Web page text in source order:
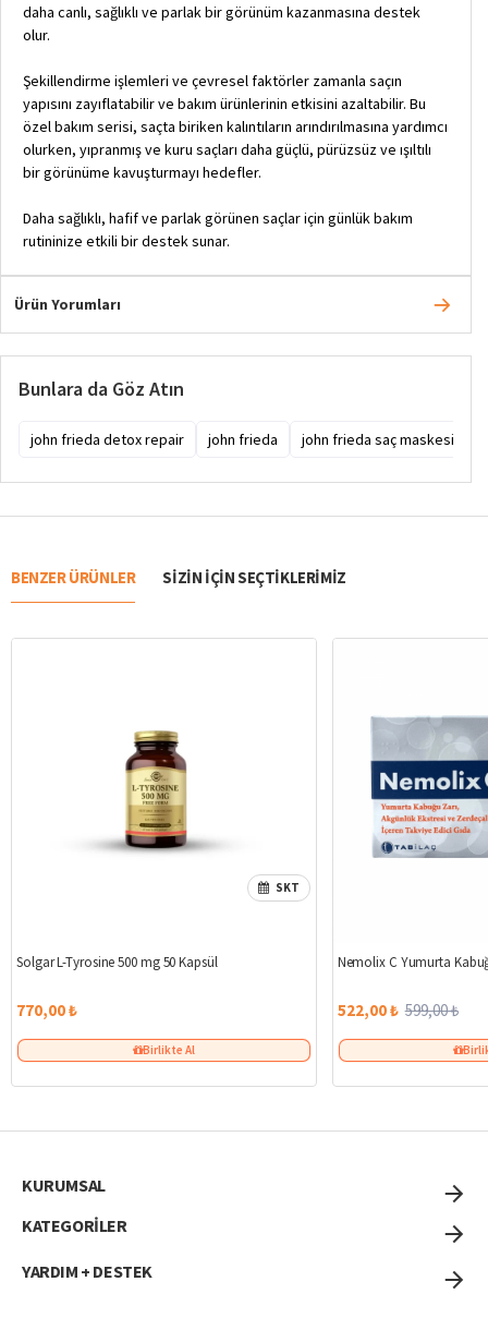
daha canlı, sağlıklı ve parlak bir görünüm kazanmasına destek
olur.
Şekillendirme işlemleri ve çevresel faktörler zamanla saçın
yapısını zayıflatabilir ve bakım ürünlerinin etkisini azaltabilir. Bu
özel bakım serisi, saçta biriken kalıntıların arındırılmasına yardımcı
olurken, yıpranmış ve kuru saçları daha güçlü, pürüzsüz ve ışıltılı
bir görünüme kavuşturmayı hedefler.
Daha sağlıklı, hafif ve parlak görünen saçlar için günlük bakım
rutininize etkili bir destek sunar.
Ürün Yorumları
Bunlara da Göz Atın
john frieda detox repair john frieda john frieda saç maskesi
BENZER ÜRÜNLER SIZIN IÇIN SEÇTIKLERIMIZ
SKT
Solgar L-Tyrosine 500 mg 50 Kapsül
770,00 ₺
Birlikte Al
Nemolix C Yumurta
522,00 ₺ 599,00 ₺
KURUMSAL
KATEGORİLER
YARDIM + DESTEK